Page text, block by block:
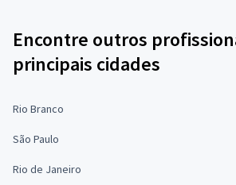
Encontre outros
principais cidades
Rio Branco
São Paulo
Rio de Janeiro